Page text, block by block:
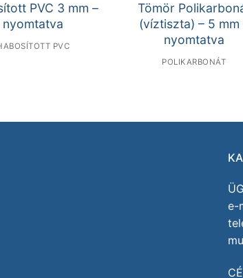
PVC 3 mm –
nyomtatva
PVC
Tömör
(víztiszta) – 5 mm
nyomtatva
POLIKARBONÁT
e-